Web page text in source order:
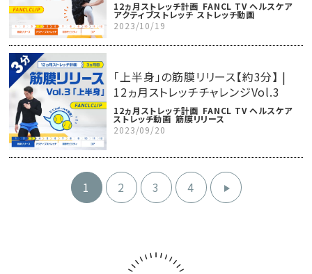
12ヵ月ストレッチ計画 FANCL TV ヘルスケア
アクティブストレッチ ストレッチ動画
2023/10/19
「上半身」の筋膜リリース【約3分】 |
12ヵ月ストレッチチャレンジVol.3
12ヵ月ストレッチ計画 FANCL TV ヘルスケア
ストレッチ動画 筋膜リリース
2023/09/20
1 2 3 4